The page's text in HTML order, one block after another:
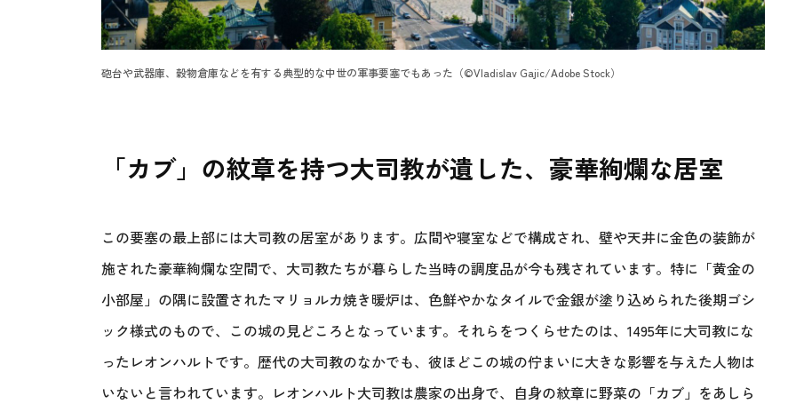
砲台や武器庫、穀物倉庫などを有する典型的な中世の軍事要塞でもあった（©Vladislav Gajic/Adobe Stock）
「カブ」の紋章を持つ大司教が遺した、豪華絢爛な居室
この要塞の最上部には大司教の居室があります。広間や寝室などで構成され、壁や天井に金色の装飾が
施された豪華絢爛な空間で、大司教たちが暮らした当時の調度品が今も残されています。特に「黄金の
小部屋」の隅に設置されたマリョルカ焼き暖炉は、色鮮やかなタイルで金銀が塗り込められた後期ゴシ
ック様式のもので、この城の見どころとなっています。それらをつくらせたのは、1495年に大司教にな
ったレオンハルトです。歴代の大司教のなかでも、彼ほどこの城の佇まいに大きな影響を与えた人物は
いないと言われています。レオンハルト大司教は農家の出身で、自身の紋章に野菜の「カブ」をあしら